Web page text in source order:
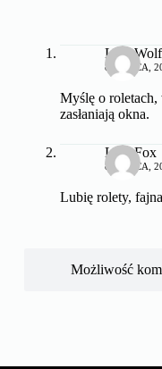
LunaWolf
8 MARCA,
Myślę o
zasłaniają okna.
LunaFox
8 MARCA,
Lubię rolety,
Możliwość